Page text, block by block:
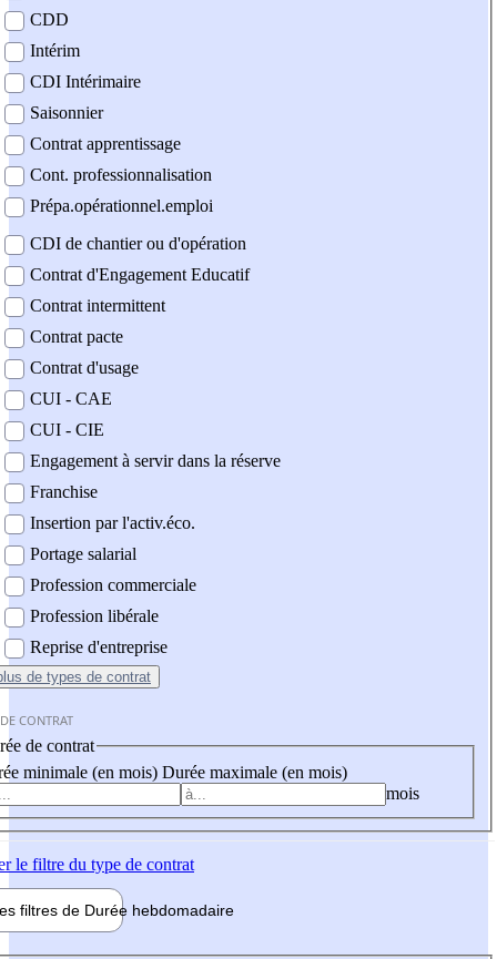
CDD
Intérim
CDI Intérimaire
Saisonnier
Contrat apprentissage
Cont. professionnalisation
Prépa.opérationnel.emploi
CDI de chantier ou d'opération
Contrat d'Engagement Educatif
Contrat intermittent
Contrat pacte
Contrat d'usage
CUI - CAE
CUI - CIE
Engagement à servir dans la réserve
Franchise
Insertion par l'activ.éco.
Portage salarial
Profession commerciale
Profession libérale
Reprise d'entreprise
de types de contrat
CONTRAT
de contrat
minimale (en mois) Durée maximale (en mois)
mois
le filtre du type de contrat
filtres de Durée hebdomadaire